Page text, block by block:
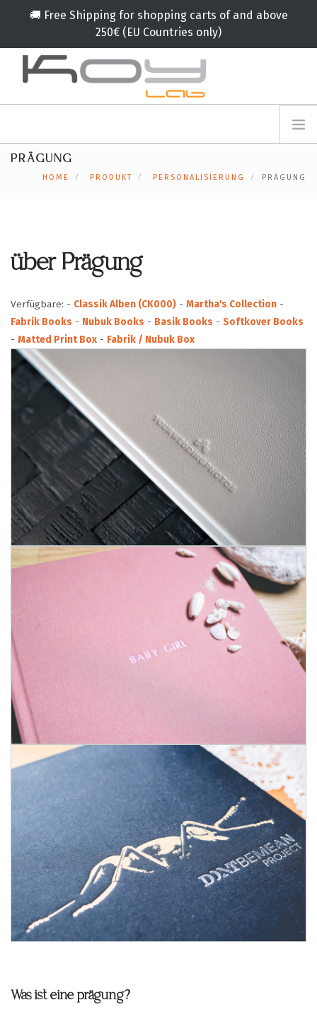
🚚 Free Shipping for shopping carts of and above
250€ (EU Countries only)
ANMELDEFORMULAR
KAMPAGNE
BLOG
UNTERSTÜTZUNG
KONTAKT
DE
PRÄGUNG
HOME PRODUKT PERSONALISIERUNG PRÄGUNG
über Prägung
Verfügbare: - Classik Alben (CK000) - Martha's Collection -
Fabrik Books - Nubuk Books - Basik Books - Softkover Books
- Matted Print Box - Fabrik / Nubuk Box
Was ist eine prägung?